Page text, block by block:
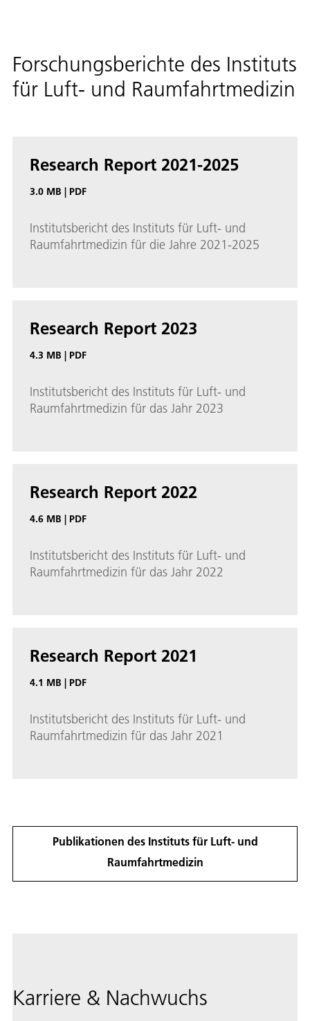
Forschungsberichte des Instituts
für Luft- und Raumfahrtmedizin
Research Report 2021-2025
3.0 MB | PDF
Institutsbericht des Instituts für Luft- und
Raumfahrtmedizin für die Jahre 2021-2025
Research Report 2023
4.3 MB | PDF
Institutsbericht des Instituts für Luft- und
Raumfahrtmedizin für das Jahr 2023
Research Report 2022
4.6 MB | PDF
Institutsbericht des Instituts für Luft- und
Raumfahrtmedizin für das Jahr 2022
Research Report 2021
4.1 MB | PDF
Institutsbericht des Instituts für Luft- und
Raumfahrtmedizin für das Jahr 2021
Publikationen des Instituts für Luft- und
Raumfahrtmedizin
Karriere & Nachwuchs